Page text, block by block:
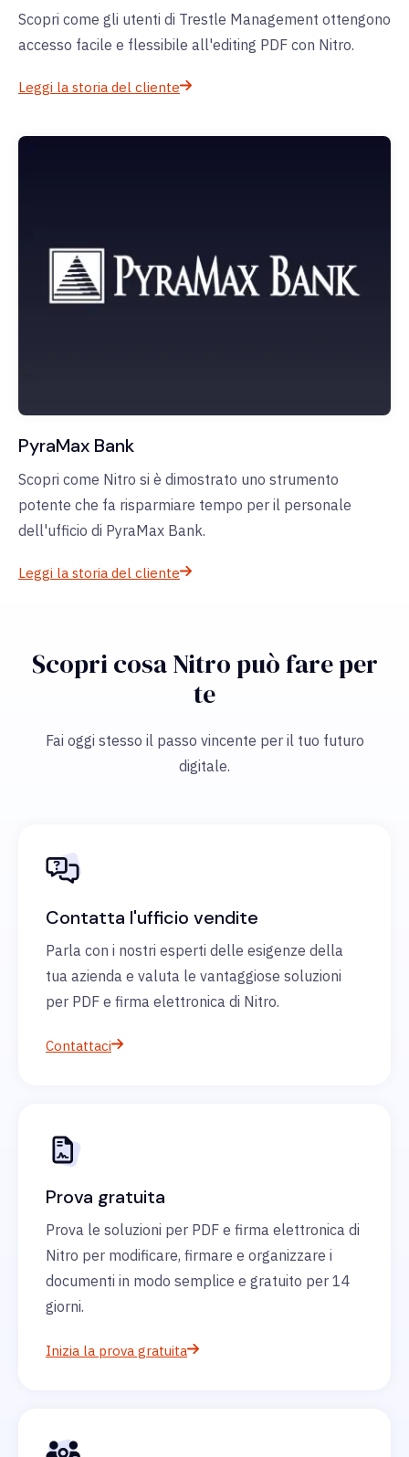
Scopri come gli utenti di Trestle Management ottengono
accesso facile e flessibile all'editing PDF con Nitro.
Leggi la storia del cliente
PyraMax Bank
Scopri come Nitro si è dimostrato uno strumento
potente che fa risparmiare tempo per il personale
dell'ufficio di PyraMax Bank.
Leggi la storia del cliente
Scopri cosa Nitro può fare per
te
Fai oggi stesso il passo vincente per il tuo futuro
digitale.
Contatta l'ufficio vendite
Parla con i nostri esperti delle esigenze della
tua azienda e valuta le vantaggiose soluzioni
per PDF e firma elettronica di Nitro.
Contattaci
Prova gratuita
Prova le soluzioni per PDF e firma elettronica di
Nitro per modificare, firmare e organizzare i
documenti in modo semplice e gratuito per 14
giorni.
Inizia la prova gratuita